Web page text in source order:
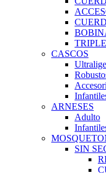
CASCOS
ARNESES
Adulto
SIN